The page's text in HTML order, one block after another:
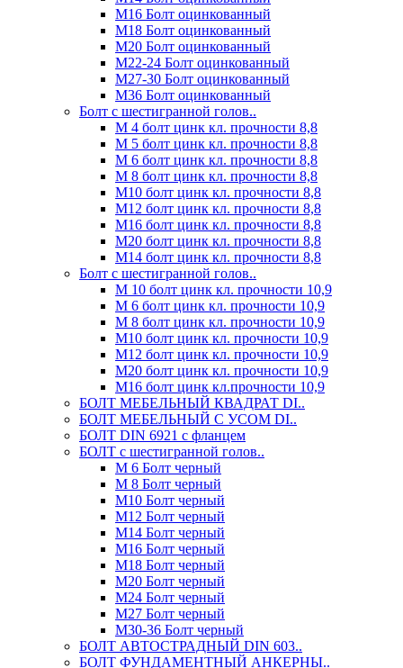
М16 Болт оцинкованный
М18 Болт оцинкованный
М20 Болт оцинкованный
М22-24 Болт оцинкованный
М27-30 Болт оцинкованный
М36 Болт оцинкованный
Болт с шестигранной голов..
М 4 болт цинк кл. прочности 8,8
М 5 болт цинк кл. прочности 8,8
М 6 болт цинк кл. прочности 8,8
М 8 болт цинк кл. прочности 8,8
М10 болт цинк кл. прочности 8,8
М12 болт цинк кл. прочности 8,8
М16 болт цинк кл. прочности 8,8
М20 болт цинк кл. прочности 8,8
М14 болт цинк кл. прочности 8,8
Болт с шестигранной голов..
М 10 болт цинк кл. прочности 10,9
М 6 болт цинк кл. прочности 10,9
М 8 болт цинк кл. прочности 10,9
М10 болт цинк кл. прочности 10,9
М12 болт цинк кл. прочности 10,9
М20 болт цинк кл. прочности 10,9
М16 болт цинк кл.прочности 10,9
БОЛТ МЕБЕЛЬНЫЙ КВАДРАТ DI..
БОЛТ МЕБЕЛЬНЫЙ С УСОМ DI..
БОЛТ DIN 6921 c фланцем
БОЛТ с шестигранной голов..
М 6 Болт черный
М 8 Болт черный
М10 Болт черный
М12 Болт черный
М14 Болт черный
М16 Болт черный
М18 Болт черный
М20 Болт черный
М24 Болт черный
М27 Болт черный
М30-36 Болт черный
БОЛТ АВТОСТРАДНЫЙ DIN 603..
БОЛТ ФУНДАМЕНТНЫЙ АНКЕРНЫ..